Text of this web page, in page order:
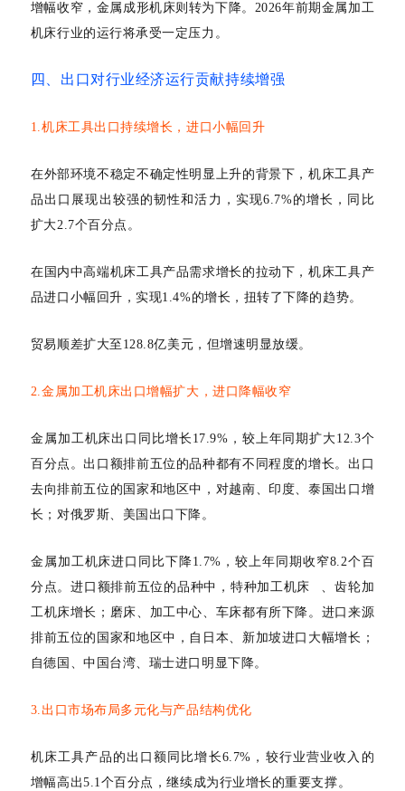
增幅收窄，金属成形机床则转为下降。 2026年前期金属加工
机床行业的运行将承受一定压力。
四、出口对行业经济运行贡献持续增强
1.机床工具出口持续增长，进口小幅回升
在外部环境不稳定不确定性明显上升的背景下，机床工具产
品出口展现出较强的韧性和活力，实现6.7%的增长，同比
扩大2.7个百分点。
在国内中高端机床工具产品需求增长的拉动下，机床工具产
品进口小幅回升，实现1.4%的增长，扭转了下降的趋势。
贸易顺差扩大至 128.8亿美元，但增速明显放缓。
2.金属加工机床出口增幅扩大，进口降幅收窄
金属加工机床出口同比增长 17.9%，较上年同期扩大12.3个
百分点。出口额排前五位的品种都有不同程度的增长。出口
去向排前五位的国家和地区中，对越南、印度、泰国出口增
长；对俄罗斯、美国出口下降。
金属加工机床进口同比下降1.7%，较上年同期收窄8.2个百
分点。进口额排前五位的品种中， 特种加工机床
、齿轮加
工机床增长；磨床、加工中心、车床都有所下降。进口来源
排前五位的国家和地区中，自日本、新加坡进口大幅增长；
自德国、中国台湾、瑞士进口明显下降。
3.出口市场布局多元化与产品结构优化
机床工具产品的出口额同比增长6.7%，较行业营业收入的
增幅高出5.1个百分点，继续成为行业增长的重要支撑。